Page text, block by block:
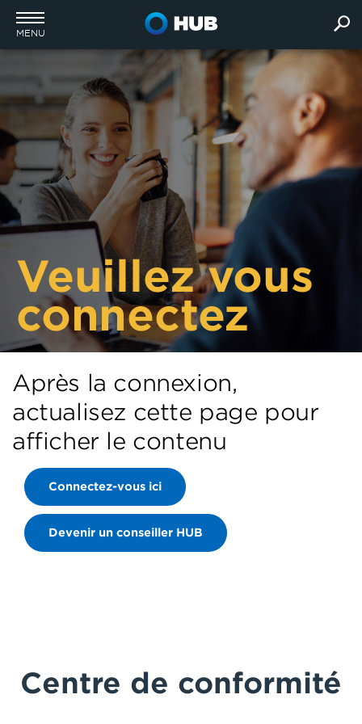
MENU
Veuillez vous
connectez
Après la connexion,
actualisez cette page pour
afficher le contenu
Connectez-vous ici
Devenir un conseiller HUB
Centre de conformité